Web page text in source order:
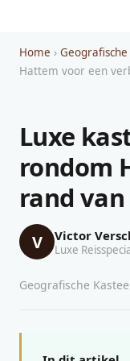
Home ›
Hattem voor een
Luxe
rondom
rand
V Victor
Luxe
Geografische